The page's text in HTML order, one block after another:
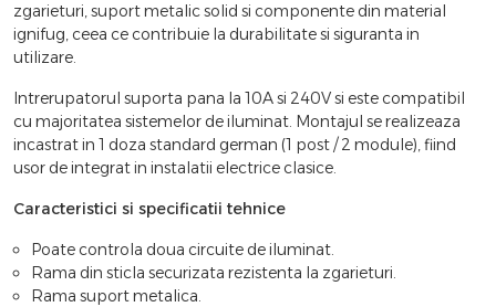
zgarieturi, suport metalic solid si componente din material
ignifug, ceea ce contribuie la durabilitate si siguranta in
utilizare.
Intrerupatorul suporta pana la 10A si 240V si este compatibil
cu majoritatea sistemelor de iluminat. Montajul se realizeaza
incastrat in 1 doza standard german (1 post / 2 module), fiind
usor de integrat in instalatii electrice clasice.
Caracteristici si specificatii tehnice
Poate controla doua circuite de iluminat.
Rama din sticla securizata rezistenta la zgarieturi.
Rama suport metalica.